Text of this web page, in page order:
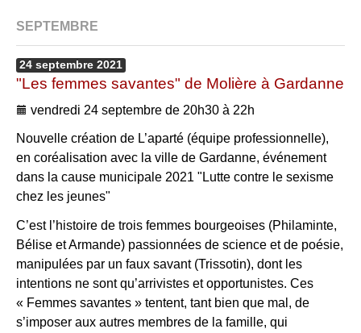
SEPTEMBRE
24 septembre 2021
"Les femmes savantes" de Molière à Gardanne
vendredi 24 septembre de 20h30 à 22h
Nouvelle création de L’aparté (équipe professionnelle),
en coréalisation avec la ville de Gardanne, événement
dans la cause municipale 2021 "Lutte contre le sexisme
chez les jeunes"
C’est l’histoire de trois femmes bourgeoises (Philaminte,
Bélise et Armande) passionnées de science et de poésie,
manipulées par un faux savant (Trissotin), dont les
intentions ne sont qu’arrivistes et opportunistes. Ces
« Femmes savantes » tentent, tant bien que mal, de
s’imposer aux autres membres de la famille, qui